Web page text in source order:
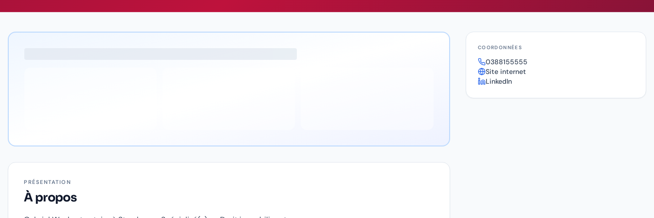
PRÉSENTATION
À propos
COORDONNÉES
0388155555
Site internet
LinkedIn